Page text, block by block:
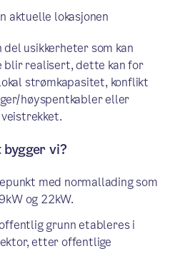
aktuelle lokasjonen
usikkerheter som kan
blir realisert, dette kan for
strømkapasitet, konflikt
høyspentkabler eller
vi?
med normallading som
og 22kW.
grunn etableres i
etter offentlige